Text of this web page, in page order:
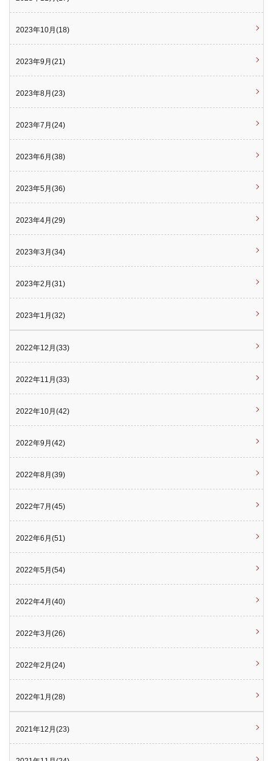
2023年10月(18)
2023年9月(21)
2023年8月(23)
2023年7月(24)
2023年6月(38)
2023年5月(36)
2023年4月(29)
2023年3月(34)
2023年2月(31)
2023年1月(32)
2022年12月(33)
2022年11月(33)
2022年10月(42)
2022年9月(42)
2022年8月(39)
2022年7月(45)
2022年6月(51)
2022年5月(54)
2022年4月(40)
2022年3月(26)
2022年2月(24)
2022年1月(28)
2021年12月(23)